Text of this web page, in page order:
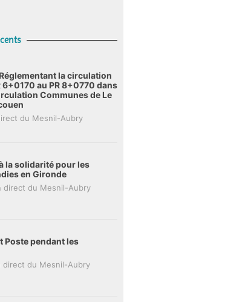
la circulation
6+0170 au PR 8+0770 dans
Communes de Le
du Mesnil-Aubry
la solidarité pour les
en Gironde
direct du Mesnil-Aubry
Poste pendant les
direct du Mesnil-Aubry